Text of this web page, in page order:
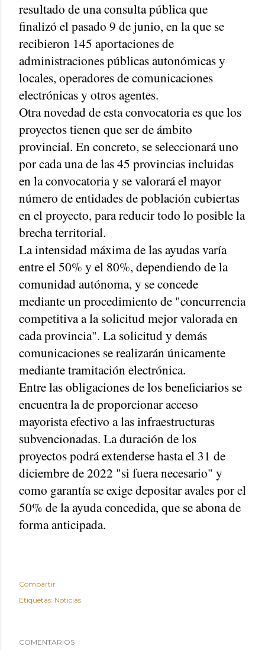
resultado de una consulta pública que
finalizó el pasado 9 de junio, en la que se
recibieron 145 aportaciones de
administraciones públicas autonómicas y
locales, operadores de comunicaciones
electrónicas y otros agentes.
Otra novedad de esta convocatoria es que los
proyectos tienen que ser de ámbito
provincial. En concreto, se seleccionará uno
por cada una de las 45 provincias incluidas
en la convocatoria y se valorará el mayor
número de entidades de población cubiertas
en el proyecto, para reducir todo lo posible la
brecha territorial.
La intensidad máxima de las ayudas varía
entre el 50% y el 80%, dependiendo de la
comunidad autónoma, y se concede
mediante un procedimiento de "concurrencia
competitiva a la solicitud mejor valorada en
cada provincia". La solicitud y demás
comunicaciones se realizarán únicamente
mediante tramitación electrónica.
Entre las obligaciones de los beneficiarios se
encuentra la de proporcionar acceso
mayorista efectivo a las infraestructuras
subvencionadas. La duración de los
proyectos podrá extenderse hasta el 31 de
diciembre de 2022 "si fuera necesario" y
como garantía se exige depositar avales por el
50% de la ayuda concedida, que se abona de
forma anticipada.
Compartir
Etiquetas: Noticias
COMENTARIOS